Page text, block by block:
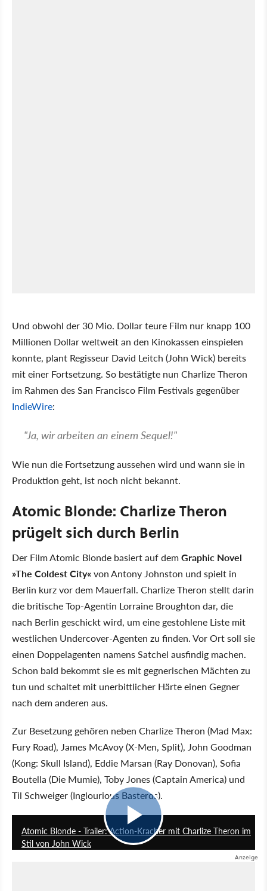
Und obwohl der 30 Mio. Dollar teure Film nur knapp 100
Millionen Dollar weltweit an den Kinokassen einspielen
konnte, plant Regisseur David Leitch (John Wick) bereits
mit einer Fortsetzung. So bestätigte nun Charlize Theron
im Rahmen des San Francisco Film Festivals gegenüber
IndieWire:
"Ja, wir arbeiten an einem Sequel!"
Wie nun die Fortsetzung aussehen wird und wann sie in
Produktion geht, ist noch nicht bekannt.
Atomic Blonde: Charlize Theron
prügelt sich durch Berlin
Der Film Atomic Blonde basiert auf demGraphic Novel
»The Coldest City«von Antony Johnston und spielt in
Berlin kurz vor dem Mauerfall. Charlize Theron stellt darin
die britische Top-Agentin Lorraine Broughton dar, die
nach Berlin geschickt wird, um eine gestohlene Liste mit
westlichen Undercover-Agenten zu finden. Vor Ort soll sie
einen Doppelagenten namens Satchel ausfindig machen.
Schon bald bekommt sie es mit gegnerischen Mächten zu
tun und schaltet mit unerbittlicher Härte einen Gegner
nach dem anderen aus.
Zur Besetzung gehören neben Charlize Theron (Mad Max:
Fury Road), James McAvoy (X-Men, Split), John Goodman
(Kong: Skull Island), Eddie Marsan (Ray Donovan), Sofia
Boutella (Die Mumie), Toby Jones (Captain America) und
Til Schweiger (Inglourious Basterds).
Atomic Blonde - Trailer: Action-Kracher mit Charlize Theron im
Stil von John Wick